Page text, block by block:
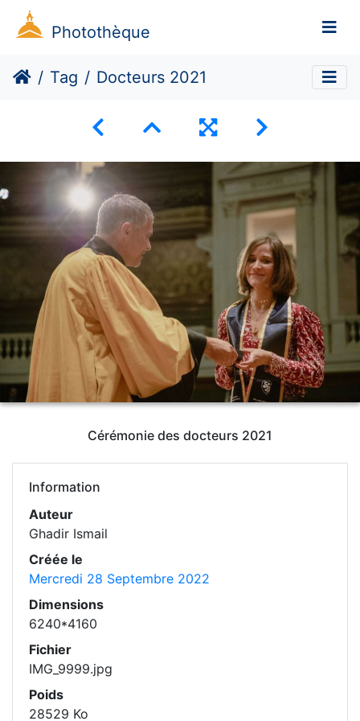
Photothèque
Tag Docteurs 2021
Cérémonie des docteurs 2021
Information
Auteur
Ghadir Ismail
Créée le
Mercredi 28 Septembre 2022
Dimensions
6240*4160
Fichier
IMG_9999.jpg
Poids
28529 Ko